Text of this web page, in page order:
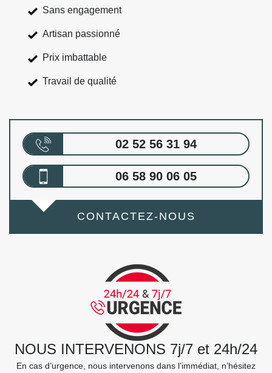
Sans engagement
Artisan passionné
Prix imbattable
Travail de qualité
02 52 56 31 94
06 58 90 06 05
CONTACTEZ-NOUS
NOUS INTERVENONS 7j/7 et 24h/24
En cas d’urgence, nous intervenons dans l’immédiat, n’hésitez